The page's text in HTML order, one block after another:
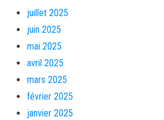
juillet 2025
juin 2025
mai 2025
avril 2025
mars 2025
février 2025
janvier 2025